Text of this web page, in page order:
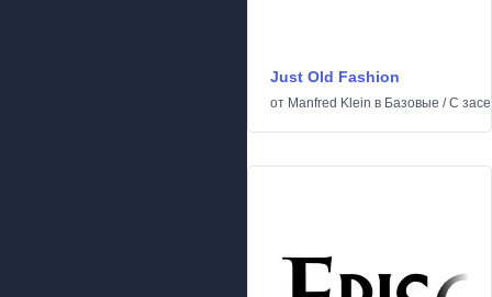
Just Old Fashion
от Manfred Klein в Базовые /С